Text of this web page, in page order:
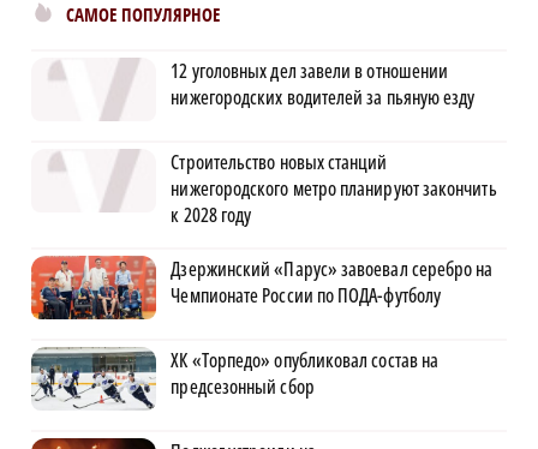
САМОЕ ПОПУЛЯРНОЕ
12 уголовных дел завели в отношении
нижегородских водителей за пьяную езду
Строительство новых станций
нижегородского метро планируют закончить
к 2028 году
Дзержинский «Парус» завоевал серебро на
Чемпионате России по ПОДА-футболу
ХК «Торпедо» опубликовал состав на
предсезонный сбор